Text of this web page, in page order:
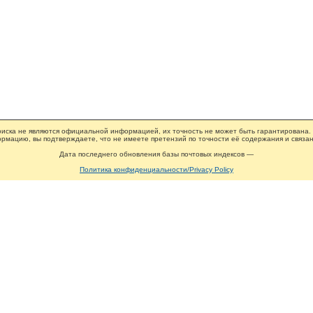
не являются официальной информацией, их точность не может быть гарантирована.
вы подтверждаете, что не имеете претензий по точности её содержания и
Дата последнего обновления базы почтовых индексов —
Политика конфиденциальности/Privacy Policy